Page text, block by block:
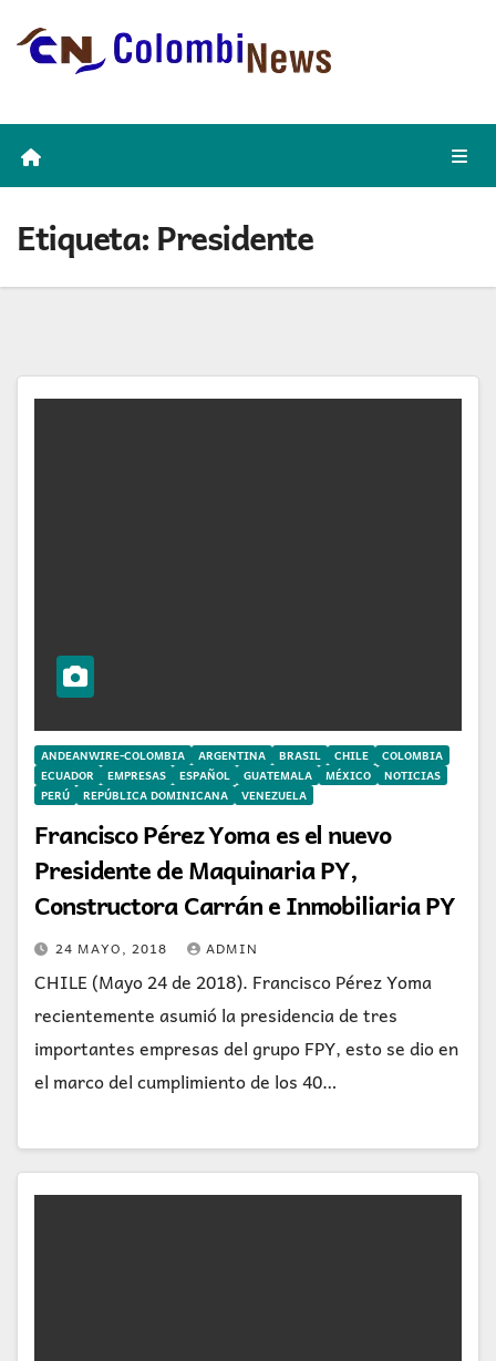
Etiqueta:Presidente
ANDEANWIRE-COLOMBIA ARGENTINA BRASIL CHILE
COLOMBIA
ECUADOR
EMPRESAS ESPAÑOL GUATEMALA MÉXICO
NOTICIAS
PERÚ
REPÚBLICA DOMINICANA VENEZUELA
Francisco Pérez Yoma es el nuevo
Presidente de Maquinaria PY,
Constructora Carrán e Inmobiliaria PY
24 MAYO, 2018 ADMIN
CHILE (Mayo 24 de 2018). Francisco Pérez Yoma
recientemente asumió la presidencia de tres
importantes empresas del grupo FPY, esto se dio en
el marco del cumplimiento de los 40…